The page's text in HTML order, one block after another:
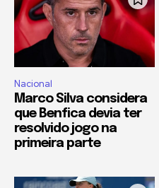
Nacional
Marco Silva considera
que Benfica devia ter
resolvido jogo na
primeira parte